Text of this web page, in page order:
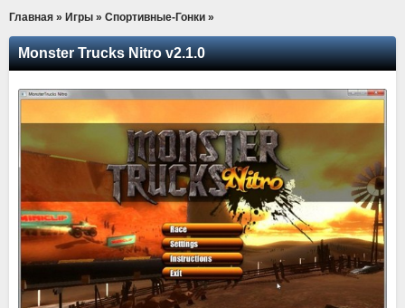
Главная » Игры » Спортивные-Гонки »
Monster Trucks Nitro v2.1.0